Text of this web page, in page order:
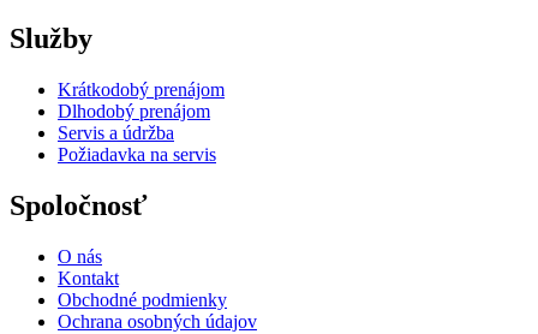
Služby
Krátkodobý prenájom
Dlhodobý prenájom
Servis a údržba
Požiadavka na servis
Spoločnosť
O nás
Kontakt
Obchodné podmienky
Ochrana osobných údajov